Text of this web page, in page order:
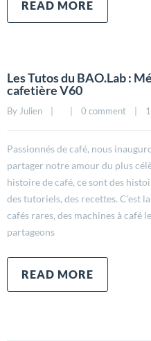
READ MORE
Les Tutos du BAO.Lab :
cafetière V60
By Julien 0 comment
Passionnés de café, nous
partager notre amour du plus
histoire de café, ce sont des
des tutoriels, des recettes. C’est
cafés rares, des machines à café
partageons
READ MORE